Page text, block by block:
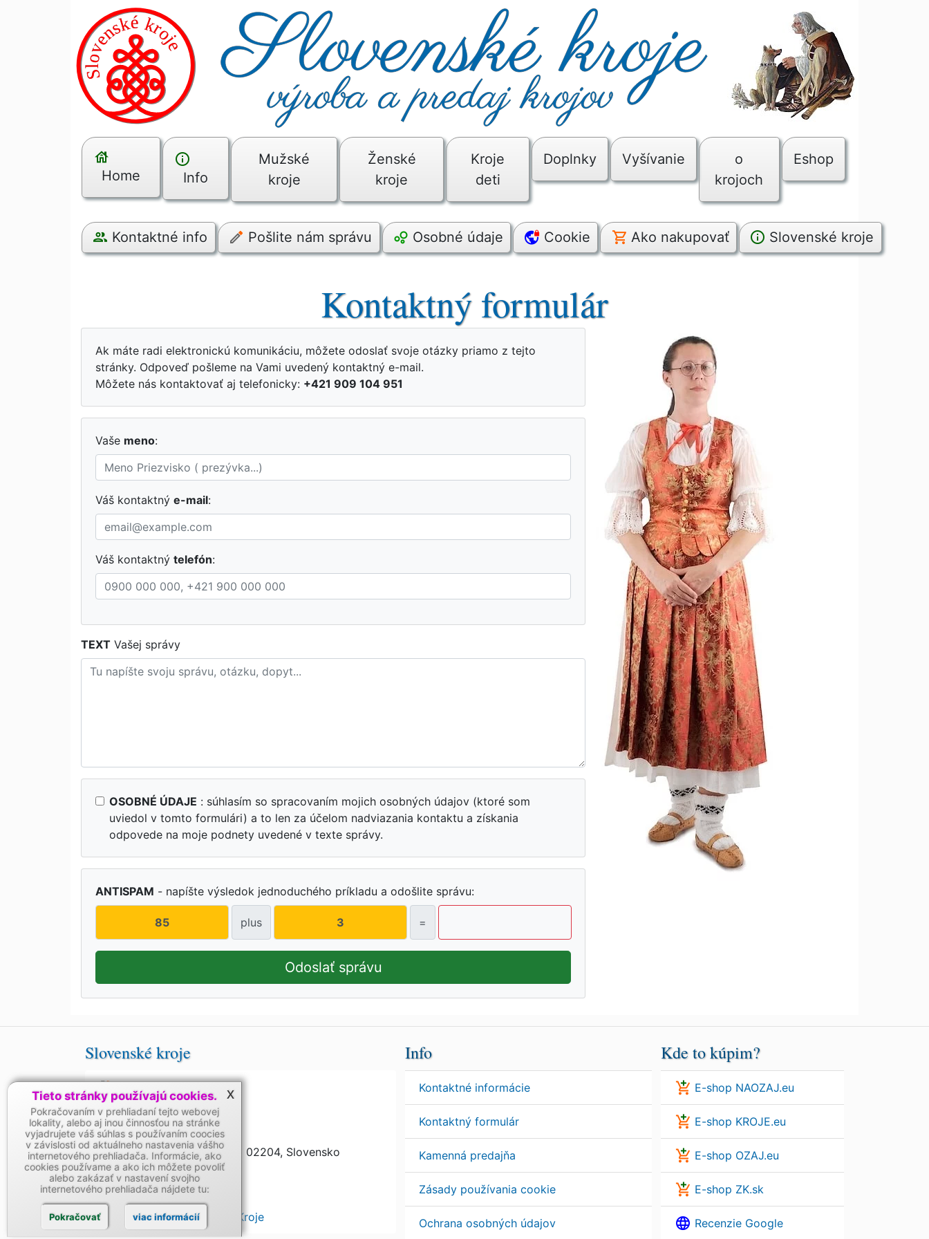
Home Info
Mužské
kroje
Ženské
kroje
Kroje
deti
Doplnky Vyšívanie
o
krojoch
Eshop
Kontaktné info Pošlite nám správu Osobné údaje Cookie Ako nakupovať Slovenské kroje
Kontaktný formulár
Ak máte radi elektronickú komunikáciu, môžete odoslať svoje otázky priamo z tejto
stránky. Odpoveď pošleme na Vami uvedený kontaktný e-mail.
Môžete nás kontaktovať aj telefonicky: +421 909 104 951
Vaše meno:
Váš kontaktný e-mail:
Váš kontaktný telefón:
TEXT Vašej správy
OSOBNÉ ÚDAJE : súhlasím so spracovaním mojich osobných údajov (ktoré som
uviedol v tomto formulári) a to len za účelom nadviazania kontaktu a získania
odpovede na moje podnety uvedené v texte správy.
ANTISPAM - napíšte výsledok jednoduchého príkladu a odošlite správu:
plus =
Odoslať správu
Slovenské kroje
+421 909 104 951
email
Okružná 150/28, Čadca 02204, Slovensko
Google mapa
FACEBOOK Slovenské Kroje
Info
Kontaktné informácie
Kontaktný formulár
Kamenná predajňa
Zásady používania cookie
Ochrana osobných údajov
Kde to kúpim?
E-shop NAOZAJ.eu
E-shop KROJE.eu
E-shop OZAJ.eu
E-shop ZK.sk
Recenzie Google
Tieto stránky používajú cookies.
Pokračovaním v prehliadaní tejto webovej
lokality, alebo aj inou činnosťou na stránke
vyjadrujete váš súhlas s používaním coocies
v závislosti od aktuálneho nastavenia vášho
internetového prehliadača. Informácie, ako
cookies používame a ako ich môžete povoliť
alebo zakázať v nastavení svojho
internetového prehliadača nájdete tu:
Pokračovať viac informácií
x